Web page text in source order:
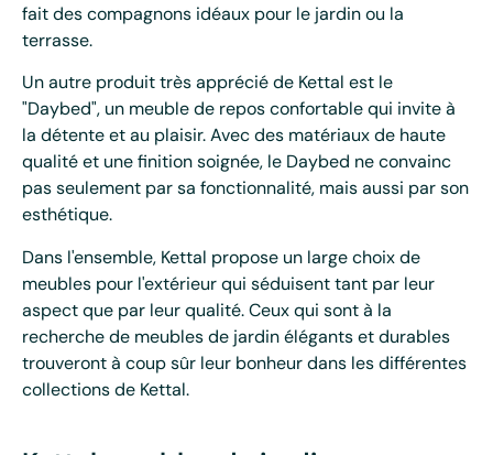
fait des compagnons idéaux pour le jardin ou la
terrasse.
Un autre produit très apprécié de Kettal est le
"Daybed", un meuble de repos confortable qui invite à
la détente et au plaisir. Avec des matériaux de haute
qualité et une finition soignée, le Daybed ne convainc
pas seulement par sa fonctionnalité, mais aussi par son
esthétique.
Dans l'ensemble, Kettal propose un large choix de
meubles pour l'extérieur qui séduisent tant par leur
aspect que par leur qualité. Ceux qui sont à la
recherche de meubles de jardin élégants et durables
trouveront à coup sûr leur bonheur dans les différentes
collections de Kettal.